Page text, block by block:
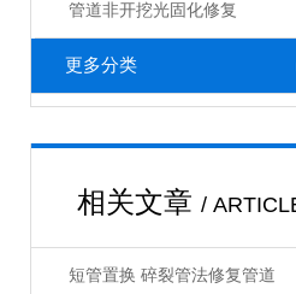
管道非开挖光固化修复
更多分类
相关文章 /
短管置换 碎裂管法修复管道